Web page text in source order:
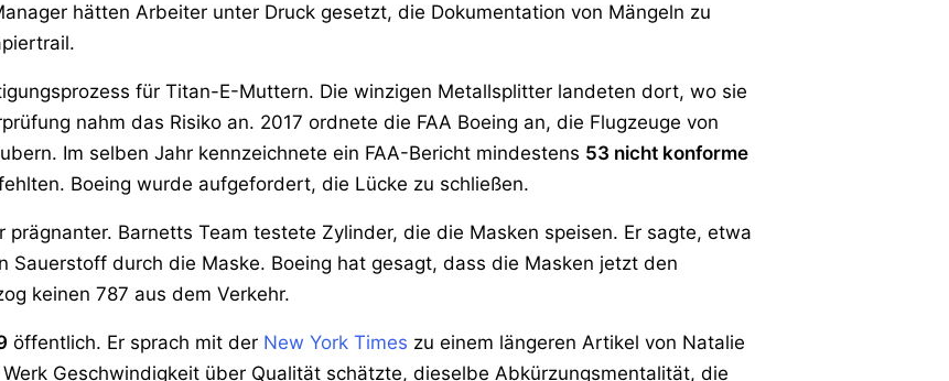
hätten Arbeiter unter Druck gesetzt, die Dokumentation von Mängeln zu
für Titan-E-Muttern. Die winzigen Metallsplitter landeten dort, wo sie
nahm das Risiko an. 2017 ordnete die FAA Boeing an, die Flugzeuge von
Im selben Jahr kennzeichnete ein FAA-Bericht mindestens 53 nicht konforme
Boeing wurde aufgefordert, die Lücke zu schließen.
Barnetts Team testete Zylinder, die die Masken speisen. Er sagte, etwa
Sauerstoff durch die Maske. Boeing hat gesagt, dass die Masken jetzt den
keinen 787 aus dem Verkehr.
öffentlich. Er sprach mit der New York Times zu einem längeren Artikel von Natalie
Geschwindigkeit über Qualität schätzte, dieselbe Abkürzungsmentalität, die